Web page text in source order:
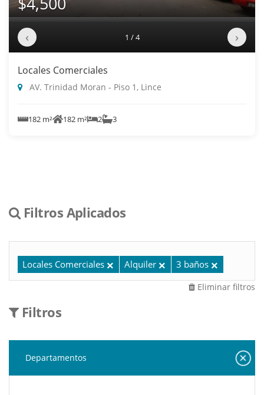
‹ 1 / 4 ›
Locales Comerciales
AV. Trinidad Moran - Piso 1, Lince
182 m² 182 m² 2 3
Filtros Aplicados
Locales Comerciales Alquiler 3 baños
Eliminar filtros
Filtros
Departamentos